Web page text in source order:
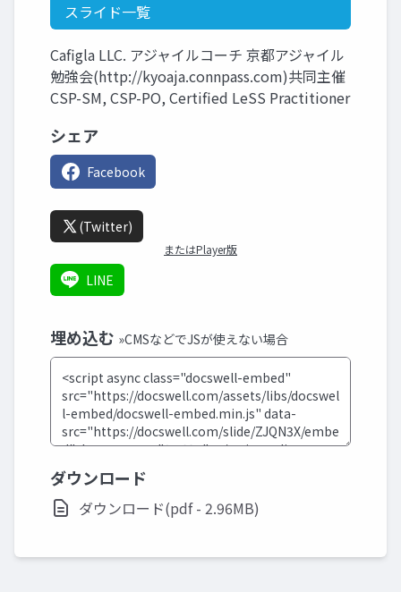
スライド一覧
Cafigla LLC. アジャイルコーチ 京都アジャイル
勉強会(http://kyoaja.connpass.com)共同主催
CSP-SM, CSP-PO, Certified LeSS Practitioner
シェア
Facebook
(Twitter)
またはPlayer版
LINE
埋め込む »CMSなどでJSが使えない場合
ダウンロード
ダウンロード(pdf - 2.96MB)